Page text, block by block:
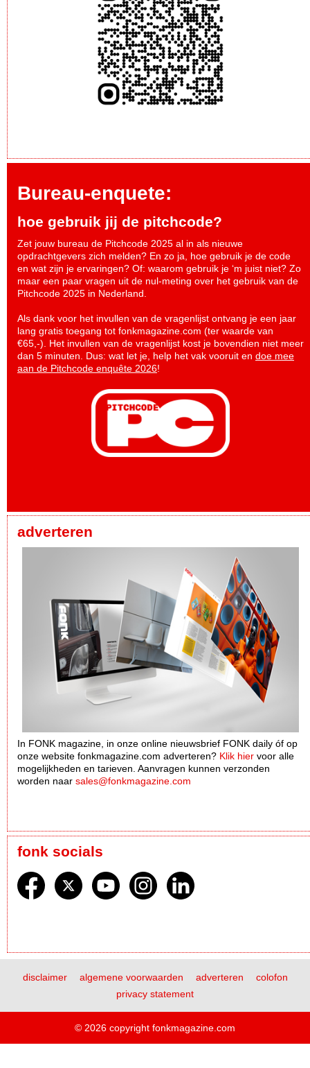
Bureau-enquete:
hoe gebruik jij de pitchcode?
Zet jouw bureau de Pitchcode 2025 al in als nieuwe
opdrachtgevers zich melden? En zo ja, hoe gebruik je de code
en wat zijn je ervaringen? Of: waarom gebruik je ‘m juist niet? Zo
maar een paar vragen uit de nul-meting over het gebruik van de
Pitchcode 2025 in Nederland.
Als dank voor het invullen van de vragenlijst ontvang je een jaar
lang gratis toegang tot fonkmagazine.com (ter waarde van
€65,-). Het invullen van de vragenlijst kost je bovendien niet meer
dan 5 minuten. Dus: wat let je, help het vak vooruit en doe mee
aan de Pitchcode enquête 2026!
adverteren
In FONK magazine, in onze online nieuwsbrief FONK daily óf op
onze website fonkmagazine.com adverteren? Klik hier voor alle
mogelijkheden en tarieven. Aanvragen kunnen verzonden
worden naar sales@fonkmagazine.com
fonk socials
disclaimer algemene voorwaarden adverteren
colofon
privacy statement
© 2026 copyright fonkmagazine.com